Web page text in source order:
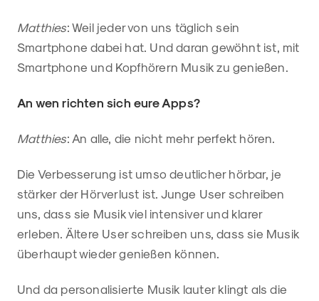
Matthies: Weil jeder von uns täglich sein
Smartphone dabei hat. Und daran gewöhnt ist, mit
Smartphone und Kopfhörern Musik zu genießen.
An wen richten sich eure Apps?
Matthies: An alle, die nicht mehr perfekt hören.
Die Verbesserung ist umso deutlicher hörbar, je
stärker der Hörverlust ist. Junge User schreiben
uns, dass sie Musik viel intensiver und klarer
erleben. Ältere User schreiben uns, dass sie Musik
überhaupt wieder genießen können.
Und da personalisierte Musik lauter klingt als die